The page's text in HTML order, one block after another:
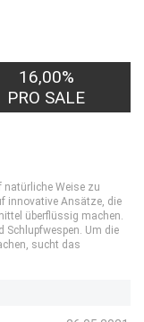
16,00%
PRO SALE
natürliche Weise zu
innovative Ansätze, die
überflüssig machen.
Schlupfwespen. Um die
sucht das